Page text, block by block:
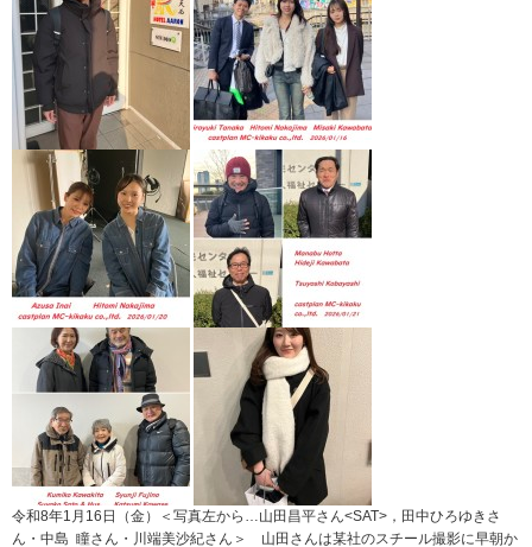
令和8年1月16日（金）＜写真左から…山田昌平さん<SAT>，田中ひろゆきさ
ん・中島 瞳さん・川端美沙紀さん＞ 山田さんは某社のスチール撮影に早朝か